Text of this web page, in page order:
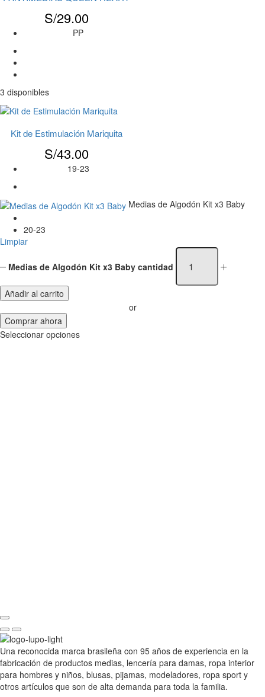
S/29.00
PP
3 disponibles
Kit de Estimulación Mariquita
S/43.00
19-23
Medias de Algodón Kit x3 Baby
20-23
Limpiar
Medias de Algodón Kit x3 Baby cantidad
Añadir al carrito
or
Comprar ahora
Seleccionar opciones
Una reconocida marca brasileña con 95 años de experiencia en la
fabricación de productos medias, lencería para damas, ropa interior
para hombres y niños, blusas, pijamas, modeladores, ropa sport y
otros artículos que son de alta demanda para toda la familia.